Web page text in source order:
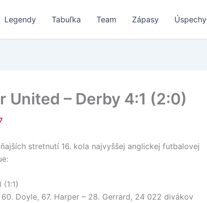
Legendy Tabuľka Team Zápasy Úspechy
United – Derby 4:1 (2:0)
stretnutí 16. kola najvyššej anglickej futbalovej
60. Doyle, 67. Harper – 28. Gerrard, 24 022 divákov